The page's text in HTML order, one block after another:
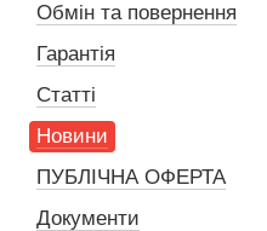
Обмін та повернення
Гарантія
Статті
Новини
ПУБЛІЧНА ОФЕРТА
Документи